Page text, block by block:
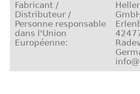
Fabricant /
Distributeur /
Personne responsable
dans l'Union
Européenne:
GmbH